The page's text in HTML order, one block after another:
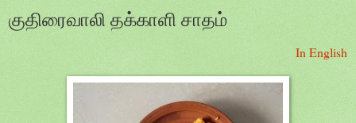
குதிரைவாலி தக்காளி சாதம்
In English